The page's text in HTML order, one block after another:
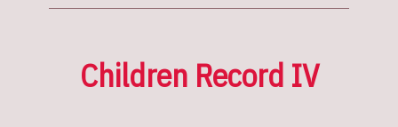
Children Record IV